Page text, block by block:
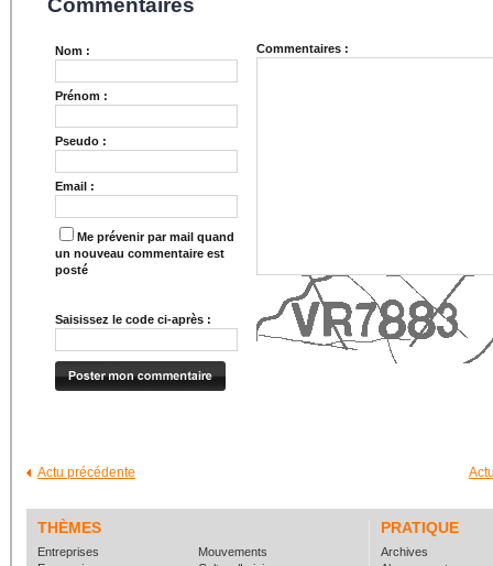
Commentaires
Nom :
Prénom :
Pseudo :
Email :
Me prévenir par mail quand
un nouveau commentaire est
posté
Saisissez le code ci-après :
Commentaires :
Actu précédente
THÈMES PRATIQUE
Entreprises
Mouvements
Archives